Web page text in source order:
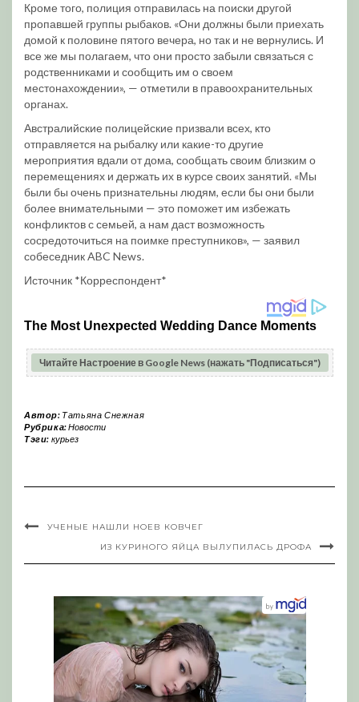
Кроме того, полиция отправилась на поиски другой
пропавшей группы рыбаков. «Они должны были приехать
домой к половине пятого вечера, но так и не вернулись. И
все же мы полагаем, что они просто забыли связаться с
родственниками и сообщить им о своем
местонахождении», — отметили в правоохранительных
органах.
Австралийские полицейские призвали всех, кто
отправляется на рыбалку или какие-то другие
мероприятия вдали от дома, сообщать своим близким о
перемещениях и держать их в курсе своих занятий. «Мы
были бы очень признательны людям, если бы они были
более внимательными — это поможет им избежать
конфликтов с семьей, а нам даст возможность
сосредоточиться на поимке преступников», — заявил
собеседник ABC News.
Источник *Корреспондент*
Читайте Настроение в Google News (нажать "Подписаться")
Автор: Татьяна Снежная
Рубрика:Новости
Тэги: курьез
УЧЕНЫЕ НАШЛИ НОЕВ КОВЧЕГ
ИЗ КУРИНОГО ЯЙЦА ВЫЛУПИЛАСЬ ДРОФА